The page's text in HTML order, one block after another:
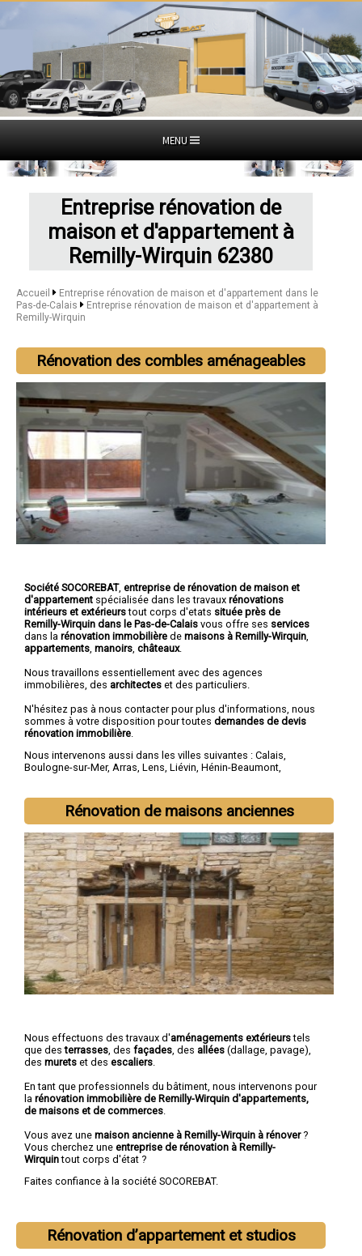
MENU
Entreprise rénovation de
maison et d'appartement à
Remilly-Wirquin 62380
Accueil
Entreprise rénovation de maison et d'appartement dans le
Pas-de-Calais
Entreprise rénovation de maison et d'appartement à
Remilly-Wirquin
Rénovation des combles aménageables
Société SOCOREBAT, entreprise de rénovation de maison et
d'appartement spécialisée dans les travaux rénovations
intérieurs et extérieurstout corps d'etats située près de
Remilly-Wirquin dans le Pas-de-Calais vous offre ses services
dans la rénovation immobilière de maisons à Remilly-Wirquin
appartements manoirs châteaux.
Nous travaillons essentiellement avec des agences
immobilières, des architectes et des particuliers.
N'hésitez pas à nous contacter pour plus d'informations, nous
sommes à votre disposition pour toutes demandes de devis
rénovation immobilière
Nous intervenons aussi dans les villes suivantes : Calais,
Boulogne-sur-Mer, Arras, Lens, Liévin, Hénin-Beaumont,
Rénovation de maisons anciennes
Nous effectuons des travaux d'aménagements extérieurstels
que desterrasses , des façades , des allées (dallage, pavage),
des murets et des escaliers
En tant que professionnels du bâtiment, nous intervenons pour
la rénovation immobilière de Remilly-Wirquin d'appartements,
de maisons et de commerces
Vous avez une maison ancienne à Remilly-Wirquin à rénover?
Vous cherchez une entreprise de rénovation à Remilly-
Wirquintout corps d'état ?
Faites confiance à la société SOCOREBAT.
Rénovation d’appartement et studios